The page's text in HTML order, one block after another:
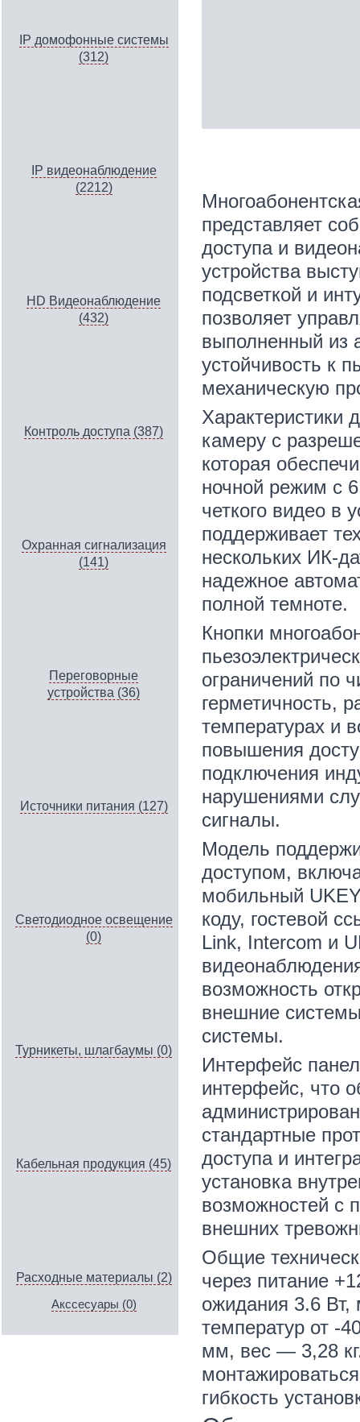
IP домофонные системы
(312)
IP видеонаблюдение
(2212)
HD Видеонаблюдение
(432)
Контроль доступа (387)
Охранная сигнализация
(141)
Переговорные
устройства (36)
Источники питания (127)
Светодиодное освещение
(0)
Турникеты, шлагбаумы (0)
Кабельная продукция (45)
Расходные материалы (2)
Акссесуары (0)
представляет
доступа и
устройства
подсветкой и
позволяет
выполненный из
устойчивость к
механическую
камеру с
которая
ночной режим с
четкого видео в
поддерживает
нескольких ИК-
надежное
полной темноте.
Кнопки
ограничений по
герметичность,
температурах и
повышения
подключения
нарушениями
сигналы.
Модель
доступом,
мобильный
коду, гостевой
Link, Intercom и
возможность
внешние
системы.
Интерфейс
интерфейс, что
стандартные
доступа и
установка
возможностей с
внешних
Общие
через питание
ожидания 3.6
температур от -
мм, вес — 3,28
гибкость